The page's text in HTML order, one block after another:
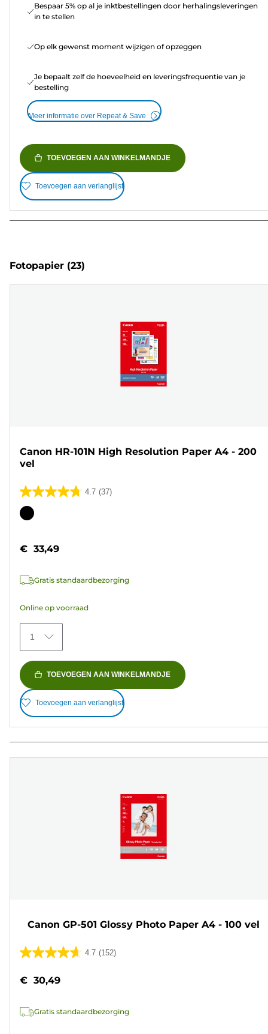
Bespaar 5% op al je inktbestellingen door herhalingsleveringen
in te stellen
Op elk gewenst moment wijzigen of opzeggen
Je bepaalt zelf de hoeveelheid en leveringsfrequentie van je
bestelling
Meer informatie over Repeat & Save
TOEVOEGEN AAN WINKELMANDJE
Toevoegen aan verlanglijst
Fotopapier (23)
Canon HR-101N High Resolution Paper A4 - 200
vel
4.7 (37)
4.7
van
sterren.
beoordelingen
Kleurencartridge
€ 33,49
Gratis standaardbezorging
Online op voorraad
1
TOEVOEGEN AAN WINKELMANDJE
Toevoegen aan verlanglijst
Canon GP-501 Glossy Photo Paper A4 - 100 vel
4.7 (152)
4.7
de
sterren.
€ 30,49
Gratis standaardbezorging